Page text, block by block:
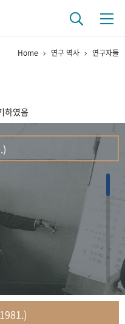
사
연구자들
정박물 영상 기록물
Home 연구 역사 연구자들
하였음